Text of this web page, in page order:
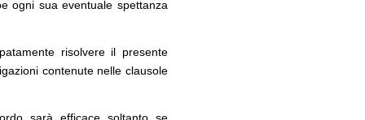
ogni sua eventuale spettanza
risolvere il presente
contenute nelle clausole
sarà efficace soltanto se